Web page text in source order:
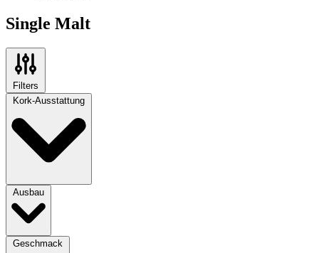
Single Malt
Filters
Kork-Ausstattung
Ausbau
Geschmack